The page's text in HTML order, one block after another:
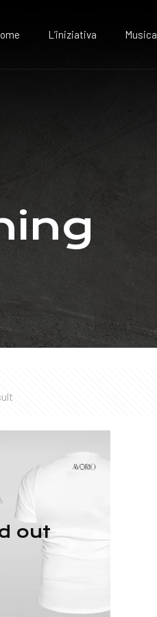
L’iniziativa Musica
out